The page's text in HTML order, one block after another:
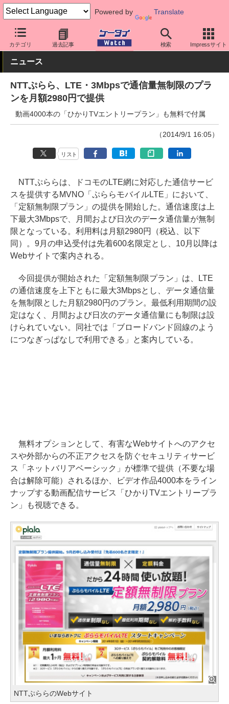
Powered by Translate
カテゴリ 過去記事 検索 Impressサイト
ケータイ Watch 格安スマホ/格安SIM 格安SIM/MVNO 料金プ
ニュース
NTTぷらら、LTE・3Mbpsで通信量無制限のプラ
ンを月額2980円で提供
動画4000本の「ひかりTVエントリープラン」も無料で付属
（2014/9/1 16:05）
リスト
NTTぷららは、ドコモのLTE網に対応した通信サービ
スを提供するMVNO「ぷららモバイルLTE」において、
「定額無制限プラン」の提供を開始した。通信速度は上
下最大3Mbpsで、月間および日次のデータ通信量が無制
限となっている。利用料は月額2980円（税込、以下
同）。9月の申込受付は先着600名限定とし、10月以降は
Webサイトで案内される。
今回提供が開始された「定額無制限プラン」は、LTE
の通信速度を上下ともに最大3Mbpsとし、データ通信量
を無制限とした月額2980円のプラン。最低利用期間の設
定はなく、月間および日次のデータ通信量にも制限は設
けられていない。同社では「ブロードバンド回線のよう
につなぎっぱなしで利用できる」と案内している。
無料オプションとして、有害なWebサイトへのアクセ
スや外部からの不正アクセスを防ぐセキュリティサービ
ス「ネットバリアベーシック」が標準で提供（不要な場
合は解除可能）されるほか、ビデオ作品4000本をライン
ナップする動画配信サービス「ひかりTVエントリープラ
ン」も視聴できる。
NTTぷららのWebサイト